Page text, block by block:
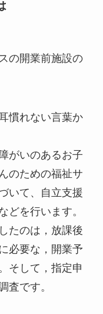
の開業前施設の
慣れない言葉か
がいのあるお子
のための福祉サ
いて、自立支援
どを行います。
たのは，放課後
必要な，開業予
そして，指定申
査です。